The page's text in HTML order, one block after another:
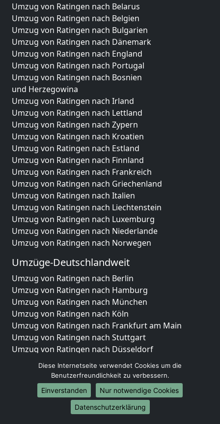
Umzug von Ratingen nach Belarus
Umzug von Ratingen nach Belgien
Umzug von Ratingen nach Bulgarien
Umzug von Ratingen nach Dänemark
Umzug von Ratingen nach England
Umzug von Ratingen nach Portugal
Umzug von Ratingen nach Bosnien
und Herzegowina
Umzug von Ratingen nach Irland
Umzug von Ratingen nach Lettland
Umzug von Ratingen nach Zypern
Umzug von Ratingen nach Kroatien
Umzug von Ratingen nach Estland
Umzug von Ratingen nach Finnland
Umzug von Ratingen nach Frankreich
Umzug von Ratingen nach Griechenland
Umzug von Ratingen nach Italien
Umzug von Ratingen nach Liechtenstein
Umzug von Ratingen nach Luxemburg
Umzug von Ratingen nach Niederlande
Umzug von Ratingen nach Norwegen
Umzüge-Deutschlandweit
Umzug von Ratingen nach Berlin
Umzug von Ratingen nach Hamburg
Umzug von Ratingen nach München
Umzug von Ratingen nach Köln
Umzug von Ratingen nach Frankfurt am Main
Umzug von Ratingen nach Stuttgart
Umzug von Ratingen nach Düsseldorf
Umzug von Ratingen nach Leipzig
Umzug von Ratingen nach Dortmund
Umzug von Ratingen nach Essen
Umzug von Ratingen nach Bremen
Umzug von Ratingen nach Dresden
Diese Internetseite verwendet Cookies um die
Benutzerfreundlichkeit zu verbessern.
Einverstanden
Nur notwendige Cookies
Datenschutzerklärung